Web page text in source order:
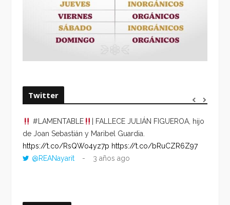
Twitter
#LAMENTABLE
| FALLECE JULIÁN FIGUEROA, hijo
de Joan Sebastián y Maribel Guardia.
https://t.co/RsQWo4yz7p https://t.co/bRuCZR6Z97
@REANayarit
3 años ago